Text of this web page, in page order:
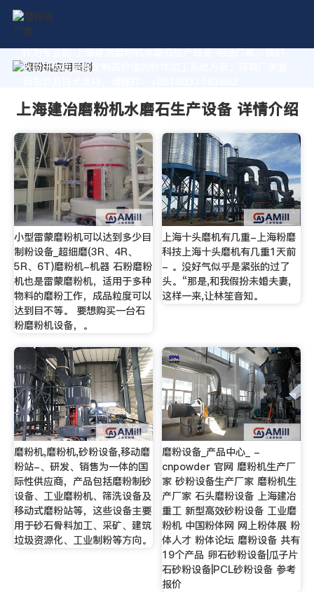
作为专业的 上海建冶磨粉机水磨石生产设备 制造厂家，我们
致力于为您量身定制高价值的粉体加工系统方案。获取厂家直
上海建冶磨粉机水磨石生产设备 详情介绍
小型雷蒙磨粉机可以达到多少目
制粉设备_超细磨(3R、4R、
5R、6T)磨粉机-机器 石粉磨粉
机也是雷蒙磨粉机，适用于多种
物料的磨粉工作，成品粒度可以
达到目不等。 要想购买一台石
粉磨粉机设备，。
上海十头磨机有几重-上海粉磨
科技上海十头磨机有几重1天前
- 。没好气似乎是紧张的过了
头。“那是,和我假扮未婚夫妻,
这样一来,让林笙音知。
磨粉机,磨粉机,砂粉设备,移动磨
粉站-、研发、销售为一体的国
际性供应商，产品包括磨粉制砂
设备、工业磨粉机、筛洗设备及
移动式磨粉站等，这些设备主要
用于砂石骨料加工、采矿、建筑
垃圾资源化、工业制粉等方向。
磨粉设备_产品中心_ -
cnpowder 官网 磨粉机生产厂
家 砂粉设备生产厂家 磨粉机生
产厂家 石头磨粉设备 上海建冶
重工 新型高效砂粉设备 工业磨
粉机 中国粉体网 网上粉体展 粉
体人才 粉体论坛 磨粉设备 共有
19个产品 卵石砂粉设备|瓜子片
石砂粉设备|PCL砂粉设备 参考
报价